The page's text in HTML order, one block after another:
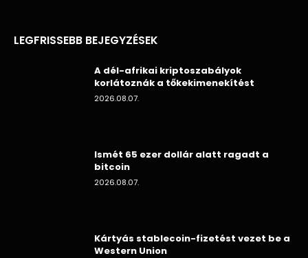
LEGFRISSEBB BEJEGYZÉSEK
A dél-afrikai kriptoszabályok
korlátoznák a tőkekimenekítést
2026.08.07.
Ismét 65 ezer dollár alatt ragadt a
bitcoin
2026.08.07.
Kártyás stablecoin-fizetést vezet be a
Western Union